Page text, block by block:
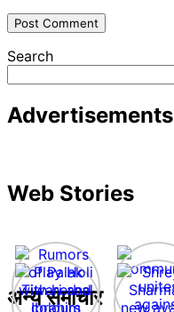
Search
Advertisements
Web Stories
अन्य समाचार